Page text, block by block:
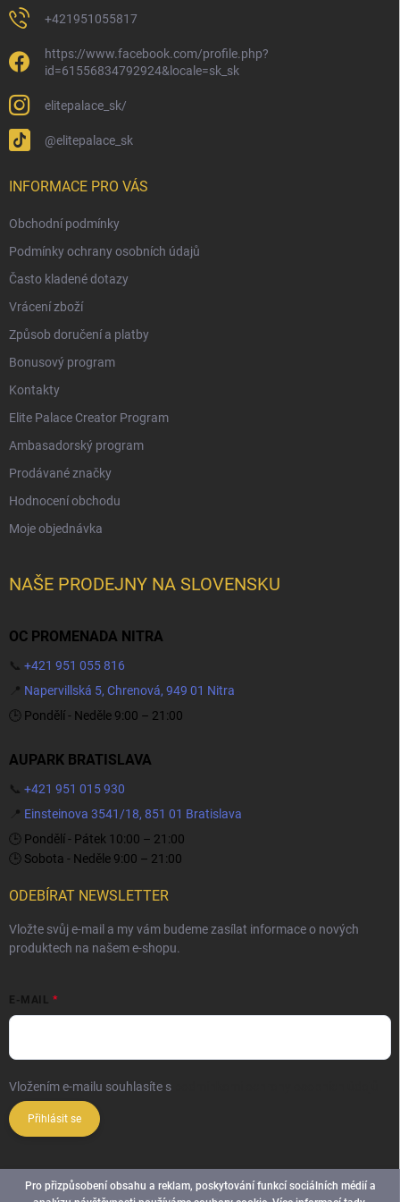
Pro přizpůsobení obsahu a reklam, poskytování funkcí sociálních médií a
+421951055817
https://www.facebook.com/profile.php?
id=61556834792924&locale=sk_sk
elitepalace_sk/
@elitepalace_sk
INFORMACE PRO VÁS
Obchodní podmínky
Podmínky ochrany osobních údajů
Často kladené dotazy
Vrácení zboží
Způsob doručení a platby
Bonusový program
Kontakty
Elite Palace Creator Program
Ambasadorský program
Prodávané značky
Hodnocení obchodu
Moje objednávka
NAŠE PRODEJNY NA SLOVENSKU
OC PROMENADA NITRA
📞 +421 951 055 816
📍 Napervillská 5, Chrenová, 949 01 Nitra
🕒 Pondělí - Neděle 9:00 – 21:00
AUPARK BRATISLAVA
📞 +421 951 015 930
📍 Einsteinova 3541/18, 851 01 Bratislava
🕒 Pondělí - Pátek 10:00 – 21:00
🕒 Sobota - Neděle 9:00 – 21:00
ODEBÍRAT NEWSLETTER
Vložte svůj e-mail a my vám budeme zasílat informace o nových
produktech na našem e-shopu.
E-MAIL
Vložením e-mailu souhlasíte s
Přihlásit se